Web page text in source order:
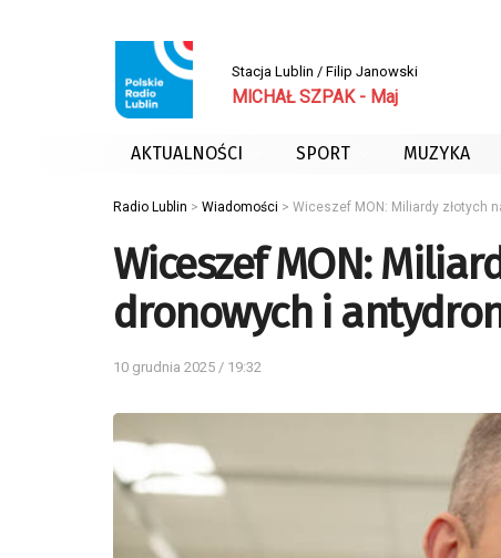
Stacja Lublin / Filip Janowski
MICHAŁ SZPAK - Maj
AKTUALNOŚCI SPORT MUZYKA
Radio Lublin > Wiadomości > Wiceszef MON: Miliardy złotych
Wiceszef MON:
dronowych i
10 grudnia 2025 / 19:32